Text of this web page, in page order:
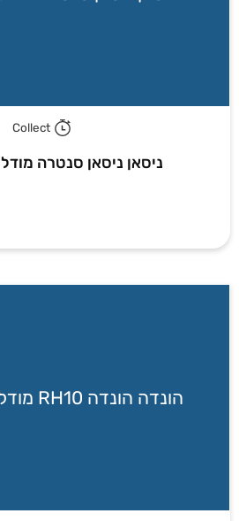
Collect
ניסאן ניסאן סנטרה מודל 2021 2021
הונדה הונדה RH10 מודל 2024 2024